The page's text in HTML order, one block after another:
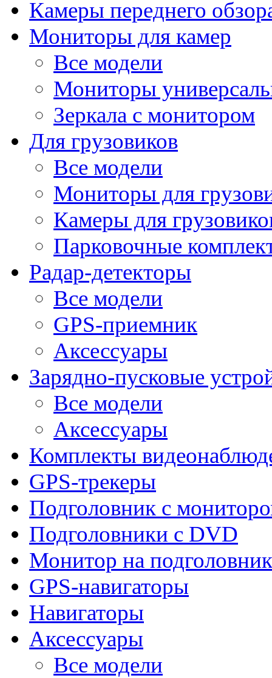
Камеры переднего
Мониторы для камер
Все модели
Мониторы
Зеркала с монитором
Для грузовиков
Все модели
Мониторы для
Камеры для
Парковочные
Радар-детекторы
Все модели
GPS-приемник
Аксессуары
Зарядно-пусковые
Все модели
Аксессуары
Комплекты
GPS-трекеры
Подголовник с
Подголовники с DVD
Монитор на подголовник
GPS-навигаторы
Навигаторы
Аксессуары
Все модели